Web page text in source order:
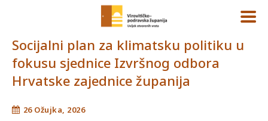
Socijalni plan za klimatsku politiku u
fokusu sjednice Izvršnog odbora
Hrvatske zajednice županija
26 Ožujka, 2026